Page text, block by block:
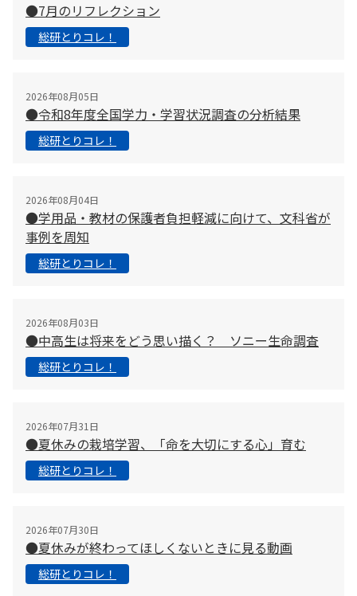
●7月のリフレクション
総研とりコレ！
2026年08月05日
●令和8年度全国学力・学習状況調査の分析結果
総研とりコレ！
2026年08月04日
●学用品・教材の保護者負担軽減に向けて、文科省が
事例を周知
総研とりコレ！
2026年08月03日
●中高生は将来をどう思い描く？ ソニー生命調査
総研とりコレ！
2026年07月31日
●夏休みの栽培学習、「命を大切にする心」育む
総研とりコレ！
2026年07月30日
●夏休みが終わってほしくないときに見る動画
総研とりコレ！